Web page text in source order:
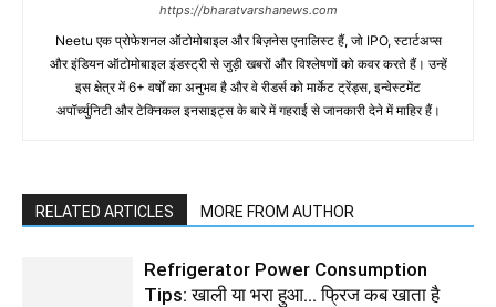
https://bharatvarshanews.com
Neetu एक प्रोफेशनल ऑटोमोबाइल और बिज़नेस एनालिस्ट हैं, जो IPO, स्टार्टअप्स
और इंडियन ऑटोमोबाइल इंडस्ट्री से जुड़ी खबरों और विश्लेषणों को कवर करते हैं। उन्हें
इस क्षेत्र में 6+ वर्षों का अनुभव है और वे रीडर्स को मार्केट ट्रेंड्स, इन्वेस्टमेंट
अपॉर्च्युनिटी और टेक्निकल इनसाइट्स के बारे में गहराई से जानकारी देने में माहिर हैं।
RELATED ARTICLES MORE FROM AUTHOR
Refrigerator Power Consumption
Tips: खाली या भरा हुआ… फ्रिज कब खाता है